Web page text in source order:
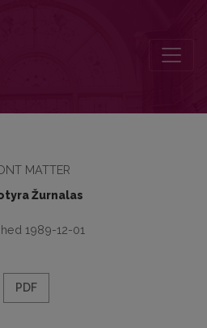
MATTER
Žurnalas
1989-12-01
PDF